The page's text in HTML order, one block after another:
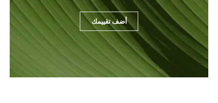
أضف تقييمك